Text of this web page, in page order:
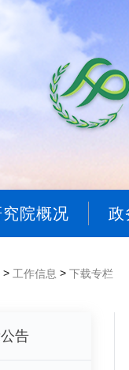
院概况 政
> 工作信息 > 下载专栏
告